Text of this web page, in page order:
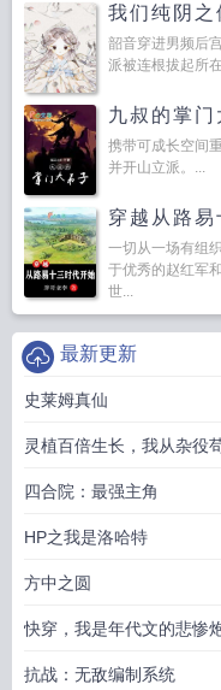
我们纯阴之
韶音穿进男频后
派被连根拔起所
九叔的掌门
携带可成长空间
并开山立派。...
穿越从路
一切从一场有组
于优秀的赵红军
世...
最新更新
史莱姆真仙
灵植百倍生长，我从杂役
四合院：最强主角
HP之我是洛哈特
方中之圆
快穿，我是年代文的悲惨
抗战：无敌编制系统